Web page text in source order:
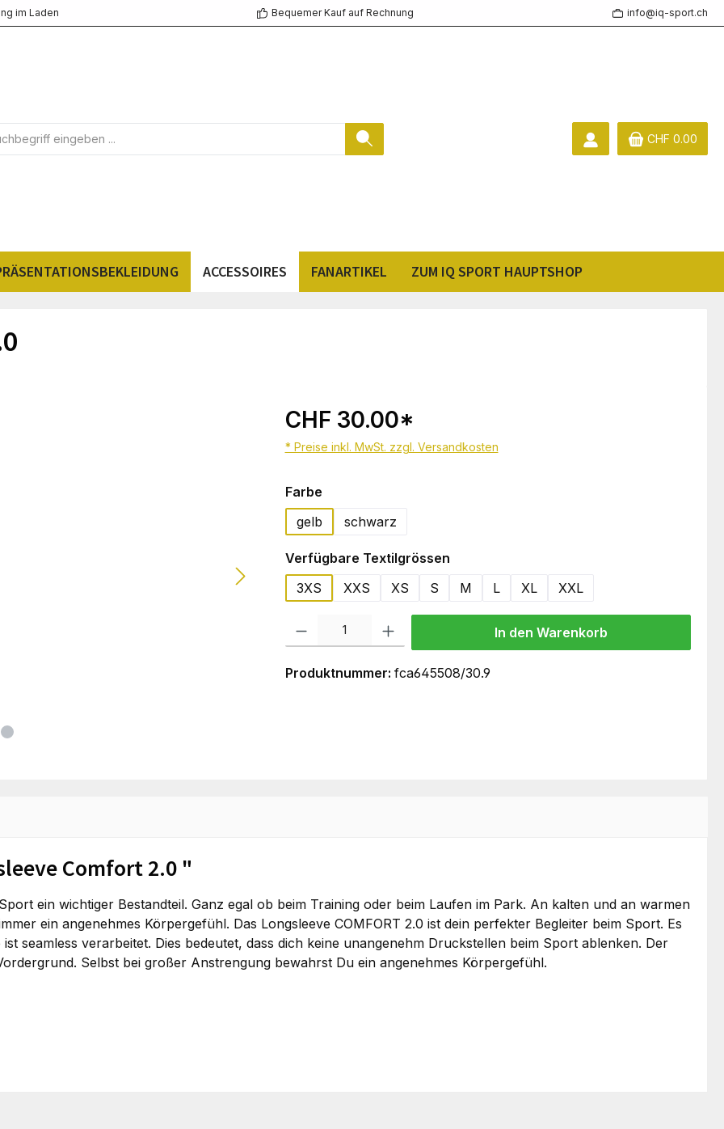
im Laden Bequemer Kauf auf Rechnung info@iq-sport.ch
CHF 0.00
ACCESSOIRES FANARTIKEL ZUM IQ SPORT HAUPTSHOP
CHF 30.00*
* Preise inkl. MwSt. zzgl. Versandkosten
Farbeauswählen
gelb
schwarz
Verfügbare Textilgrössenauswählen
3XS
XXS XS S M L XL XXL
In den Warenkorb
Produktnummer: fca645508/30.9
Comfort 2.0 "
ein wichtiger Bestandteil. Ganz egal ob beim Training oder beim Laufen im Park. An kalten und an warmen
ein angenehmes Körpergefühl. Das Longsleeve COMFORT 2.0 ist dein perfekter Begleiter beim Sport. Es
seamless verarbeitet. Dies bedeutet, dass dich keine unangenehm Druckstellen beim Sport ablenken. Der
Selbst bei großer Anstrengung bewahrst Du ein angenehmes Körpergefühl.